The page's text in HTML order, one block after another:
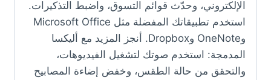
الإلكتروني، وحدّث قوائم التسوق، واضبط التذكيرات.
استخدم تطبيقاتك المفضلة مثل Microsoft Office
وOneNote وDropbox. أنجز المزيد مع أليكسا
المدمجة: استخدم صوتك لتشغيل الفيديوهات،
والتحقق من حالة الطقس، وخفض إضاءة المصابيح